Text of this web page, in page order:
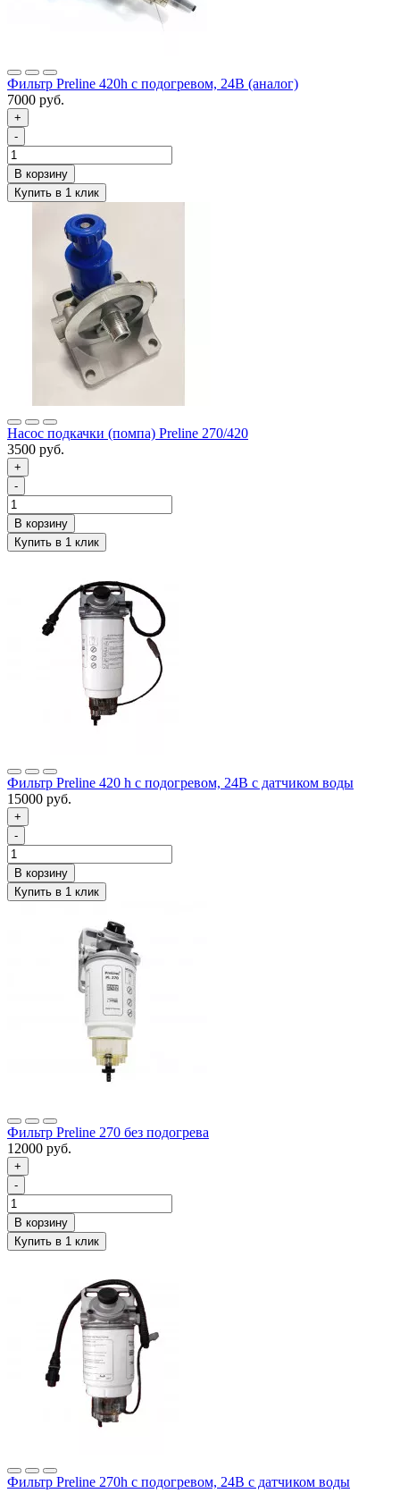
Фильтр Preline 420h с подогревом, 24В (аналог)
7000 руб.
+
-
Насос подкачки (помпа) Preline 270/420
3500 руб.
+
-
Фильтр Preline 420 h с подогревом, 24В с датчиком воды
15000 руб.
+
-
Фильтр Preline 270 без подогрева
12000 руб.
+
-
Фильтр Preline 270h с подогревом, 24В с датчиком воды